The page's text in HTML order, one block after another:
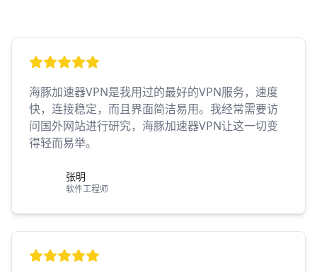
海豚加速器VPN是我用过的最好的VPN服务，速度
快，连接稳定，而且界面简洁易用。我经常需要访
问国外网站进行研究，海豚加速器VPN让这一切变
得轻而易举。
张明
软件工程师